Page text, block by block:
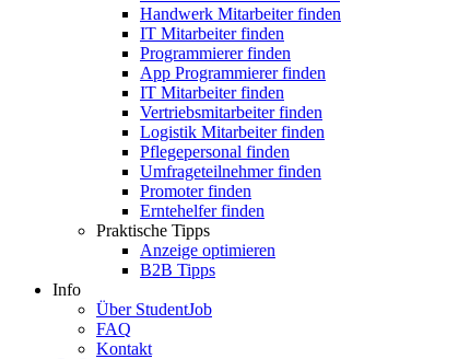
Handwerk Mitarbeiter finden
IT Mitarbeiter finden
Programmierer finden
App Programmierer finden
IT Mitarbeiter finden
Vertriebsmitarbeiter finden
Logistik Mitarbeiter finden
Pflegepersonal finden
Umfrageteilnehmer finden
Promoter finden
Erntehelfer finden
Praktische Tipps
Anzeige optimieren
B2B Tipps
Info
Über StudentJob
FAQ
Kontakt